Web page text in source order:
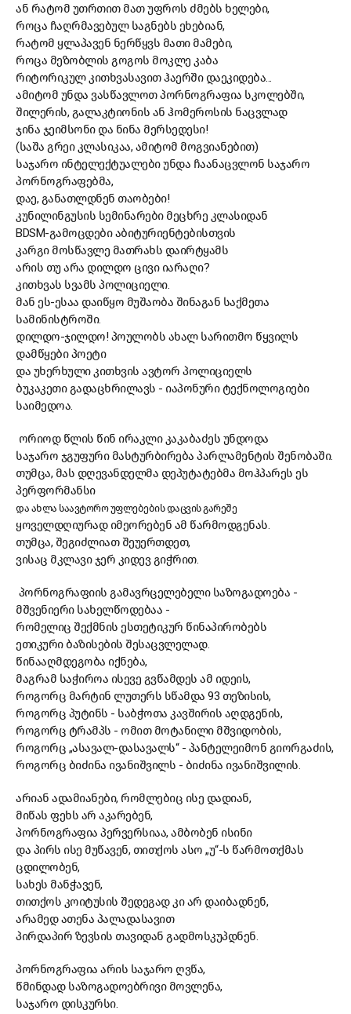
ან რატომ უთრთით მათ უფროს ძმებს ხელები,
როცა ჩაღრმავებულ საგნებს ეხებიან,
რატომ ყლაპავენ ნერწყვს მათი მამები,
როცა მეზობლის გოგოს მოკლე კაბა
რიტორიკულ კითხვასავით ჰაერში დაეკიდება...
ამიტომ უნდა ვასწავლოთ პორნოგრაფია სკოლებში,
შილერის, გალაკტიონის ან ჰომეროსის ნაცვლად
ჯინა ჯეიმსონი და ნინა მერსედესი!
(საშა გრეი კლასიკაა, ამიტომ მოგვიანებით)
საჯარო ინტელექტუალები უნდა ჩაანაცვლონ საჯარო
პორნოგრაფებმა,
დაე, განათლდნენ თაობები!
კუნილინგუსის სემინარები მეცხრე კლასიდან
BDSM-გამოცდები აბიტურიენტებისთვის
კარგი მოსწავლე მათრახს დაირტყამს
არის თუ არა დილდო ცივი იარაღი?
კითხვას სვამს პოლიციელი.
მან ეს-ესაა დაიწყო მუშაობა შინაგან საქმეთა
სამინისტროში.
დილდო-ჯილდო! პოულობს ახალ სარითმო წყვილს
დამწყები პოეტი
და უხერხული კითხვის ავტორ პოლიციელს
ბუკაკეთი გადაცხრილავს - იაპონური ტექნოლოგიები
საიმედოა.
ორიოდ წლის წინ ირაკლი კაკაბაძეს უნდოდა
საჯარო ჯგუფური მასტურბირება პარლამენტის შენობაში.
თუმცა, მას დღევანდელმა დეპუტატებმა მოჰპარეს ეს
პერფორმანსი
და ახლა საავტორო უფლებების დაცვის გარეშე
ყოველდღიურად იმეორებენ ამ წარმოდგენას.
თუმცა, შეგიძლიათ შეუერთდეთ,
ვისაც მკლავი ჯერ კიდევ გიჭრით.
პორნოგრაფიის გამავრცელებელი საზოგადოება -
მშვენიერი სახელწოდებაა -
რომელიც შექმნის ესთეტიკურ წინაპირობებს
ეთიკური ბაზისების შესაცვლელად.
წინააღმდეგობა იქნება,
მაგრამ საჭიროა ისევე გვწამდეს ამ იდეის,
როგორც მარტინ ლუთერს სწამდა 93 თეზისის,
როგორც პუტინს - საბჭოთა კავშირის აღდგენის,
როგორც ტრამპს - ომით მოტანილი მშვიდობის,
როგორც „ასავალ-დასავალს“ - პანტელეიმონ გიორგაძის,
როგორც ბიძინა ივანიშვილს - ბიძინა ივანიშვილის.
არიან ადამიანები, რომლებიც ისე დადიან,
მიწას ფეხს არ აკარებენ,
პორნოგრაფია პერვერსიაა, ამბობენ ისინი
და პირს ისე მუწავენ, თითქოს ასო „უ“-ს წარმოთქმას
ცდილობენ,
სახეს მანჭავენ,
თითქოს კოიტუსის შედეგად კი არ დაიბადნენ,
არამედ ათენა პალადასავით
პირდაპირ ზევსის თავიდან გადმოსკუპდნენ.
პორნოგრაფია არის საჯარო ღვწა,
წმინდად საზოგადოებრივი მოვლენა,
საჯარო დისკურსი.